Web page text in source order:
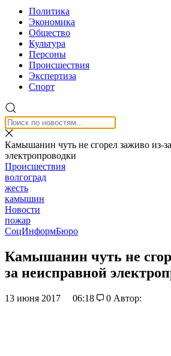
Политика
Экономика
Общество
Культура
Персоны
Происшествия
Экспертиза
Спорт
Камышанин чуть не сгорел заживо из-
электропроводки
Происшествия
волгоград
жесть
камышин
Новости
пожар
СоцИнформБюро
Камышанин чуть не
за неисправной
13 июня 2017 06:18 0 Автор: